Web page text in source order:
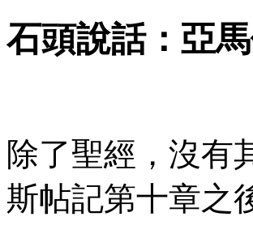
石頭說話：亞
除了聖經，沒有
斯帖記第十章之